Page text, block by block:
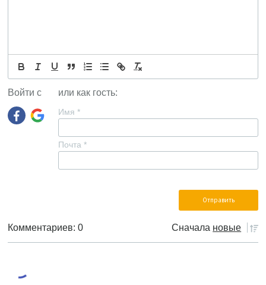
Войти с или как гость:
Имя *
Почта *
Комментариев: 0 Сначала новые